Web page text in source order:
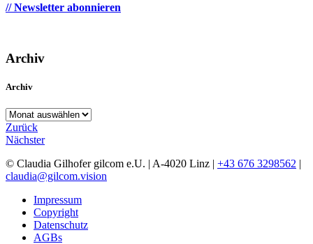
// Newsletter abonnieren
Archiv
Archiv
Archiv
Zurück
Nächster
© Claudia Gilhofer gilcom e.U. | A-4020 Linz | +43 676 3298562 |
claudia@gilcom.vision
Impressum
Copyright
Datenschutz
AGBs